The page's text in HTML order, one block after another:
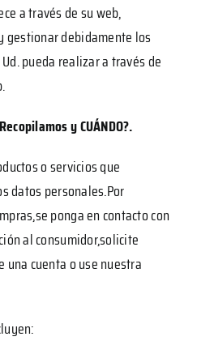
a través de su web,
debidamente los
pueda realizar a través de
y CUÁNDO?.
o servicios que
datos personales.Por
ponga en contacto con
al consumidor,solicite
una cuenta o use nuestra